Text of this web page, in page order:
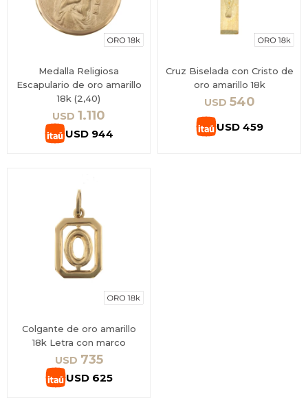
Medalla Religiosa
Escapulario de oro amarillo
18k (2,40)
USD 1.110
USD 944
Cruz Biselada con Cristo de
oro amarillo 18k
USD 540
USD 459
Colgante de oro amarillo
18k Letra con marco
USD 735
USD 625